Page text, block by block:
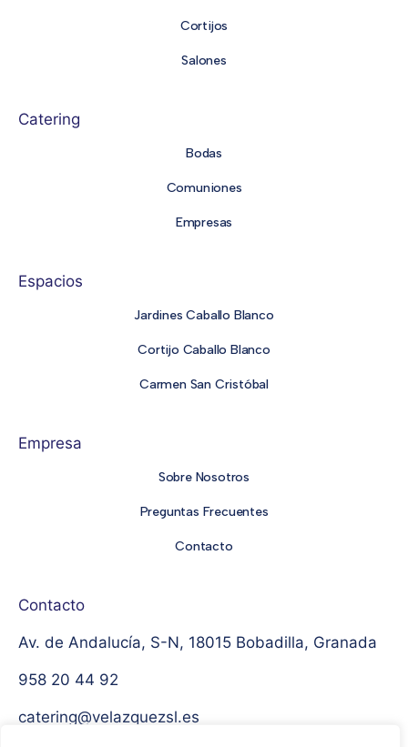
Cortijos
Salones
Catering
Bodas
Comuniones
Empresas
Espacios
Jardines Caballo Blanco
Cortijo Caballo Blanco
Carmen San Cristóbal
Empresa
Sobre Nosotros
Preguntas Frecuentes
Contacto
Contacto
Av. de Andalucía, S-N, 18015 Bobadilla, Granada
958 20 44 92
catering@velazquezsl.es